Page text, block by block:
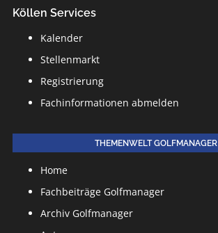
Köllen Services
Kalender
Stellenmarkt
Registrierung
Fachinformationen abmelden
THEMENWELT GOLFMANAGER
Home
Fachbeiträge Golfmanager
Archiv Golfmanager